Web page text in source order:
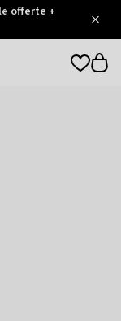
offerte +